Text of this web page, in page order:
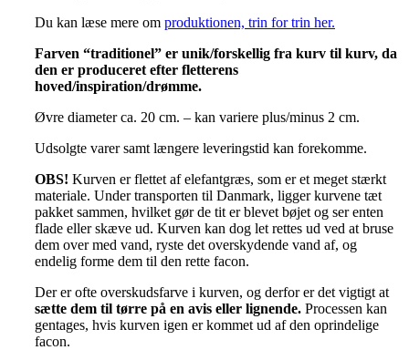
Du kan læse mere om produktionen, trin for trin her.
Farven “traditionel” er unik/forskellig fra kurv til kurv, da
den er produceret efter fletterens
hoved/inspiration/drømme.
Øvre diameter ca. 20 cm. – kan variere plus/minus 2 cm.
Udsolgte varer samt længere leveringstid kan forekomme.
OBS! Kurven er flettet af elefantgræs, som er et meget stærkt
materiale. Under transporten til Danmark, ligger kurvene tæt
pakket sammen, hvilket gør de tit er blevet bøjet og ser enten
flade eller skæve ud. Kurven kan dog let rettes ud ved at bruse
dem over med vand, ryste det overskydende vand af, og
endelig forme dem til den rette facon.
Der er ofte overskudsfarve i kurven, og derfor er det vigtigt at
sætte dem til tørre på en avis eller lignende. Processen kan
gentages, hvis kurven igen er kommet ud af den oprindelige
facon.